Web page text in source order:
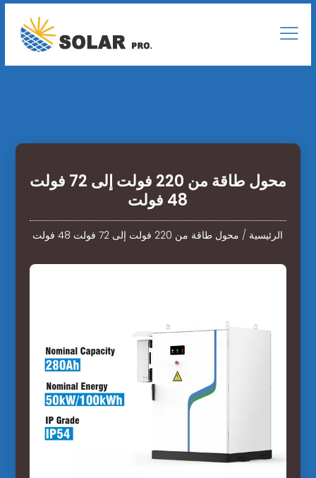
محول طاقة من 220 فولت إلى 72 فولت
48 فولت
الرئيسية / محول طاقة من 220 فولت إلى 72 فولت 48 فولت